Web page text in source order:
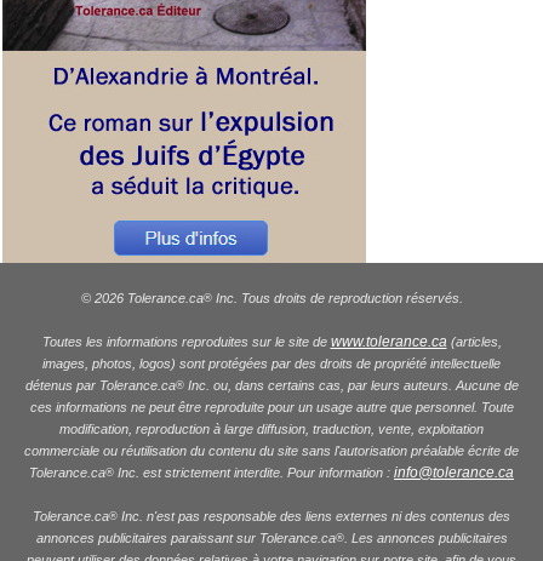
© 2026 Tolerance.ca®Inc. Tous droits de reproduction réservés.
Toutes les informations reproduites sur le site de www.tolerance.ca (articles,
images, photos, logos) sont protégées par des droits de propriété intellectuelle
détenus par Tolerance.ca®Inc. ou, dans certains cas, par leurs auteurs. Aucune de
ces informations ne peut être reproduite pour un usage autre que personnel. Toute
modification, reproduction à large diffusion, traduction, vente, exploitation
commerciale ou réutilisation du contenu du site sans l'autorisation préalable écrite de
Tolerance.ca® Inc. est strictement interdite. Pour information : info@tolerance.ca
Tolerance.ca® Inc. n'est pas responsable des liens externes ni des contenus des
annonces publicitaires paraissant sur Tolerance.ca®. Les annonces publicitaires